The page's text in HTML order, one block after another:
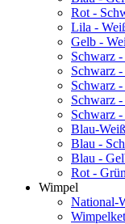
Rot -
Lila -
Gelb -
Schwarz
Schwarz
Schwarz
Schwarz
Schwarz
Blau-
Blau -
Blau -
Rot -
Wimpel
National-